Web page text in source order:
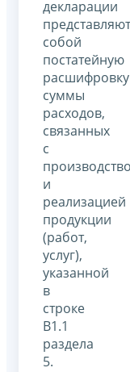
декларации
представляют
собой
постатейную
расшифровку
суммы
расходов,
связанных
с
и
реализацией
продукции
(работ,
услуг),
указанной
в
строке
B1.1
раздела
5.